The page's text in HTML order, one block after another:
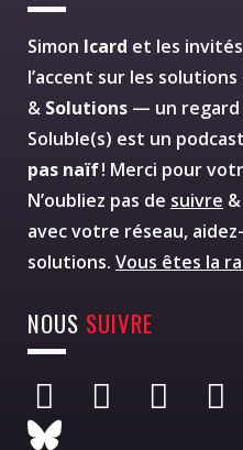
Simon Icard et les
l’accent sur les
& Solutions — un regard
Soluble(s) est un podcast
pas naïf! Merci pour
N’oubliez pas de suivre
avec votre réseau,
solutions. Vous êtes la
NOUS SUIVRE